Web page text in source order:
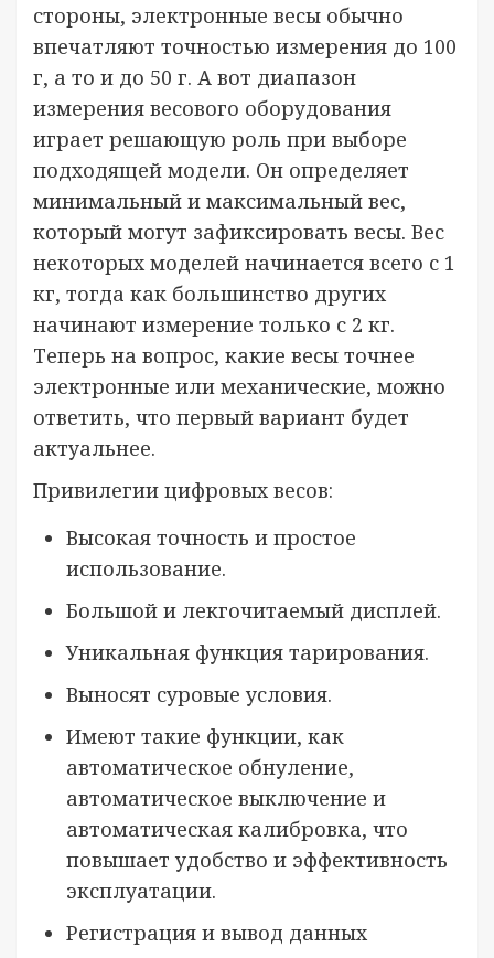
стороны, электронные весы обычно
впечатляют точностью измерения до 100
г, а то и до 50 г. А вот диапазон
измерения весового оборудования
играет решающую роль при выборе
подходящей модели. Он определяет
минимальный и максимальный вес,
который могут зафиксировать весы. Вес
некоторых моделей начинается всего с 1
кг, тогда как большинство других
начинают измерение только с 2 кг.
Теперь на вопрос, какие весы точнее
электронные или механические, можно
ответить, что первый вариант будет
актуальнее.
Привилегии цифровых весов:
Высокая точность и простое
использование.
Большой и лекгочитаемый дисплей.
Уникальная функция тарирования.
Выносят суровые условия.
Имеют такие функции, как
автоматическое обнуление,
автоматическое выключение и
автоматическая калибровка, что
повышает удобство и эффективность
эксплуатации.
Регистрация и вывод данных